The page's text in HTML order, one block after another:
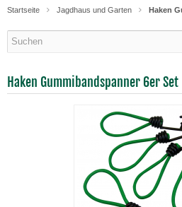
Startseite Jagdhaus und Garten Haken
Haken Gummibandspanner 6er Set